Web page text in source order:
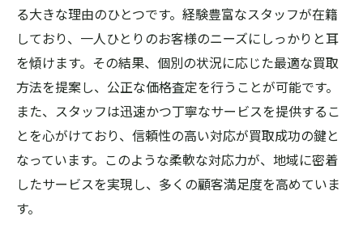
る大きな理由のひとつです。経験豊富なスタッフが在籍
しており、一人ひとりのお客様のニーズにしっかりと耳
を傾けます。その結果、個別の状況に応じた最適な買取
方法を提案し、公正な価格査定を行うことが可能です。
また、スタッフは迅速かつ丁寧なサービスを提供するこ
とを心がけており、信頼性の高い対応が買取成功の鍵と
なっています。このような柔軟な対応力が、地域に密着
したサービスを実現し、多くの顧客満足度を高めていま
す。